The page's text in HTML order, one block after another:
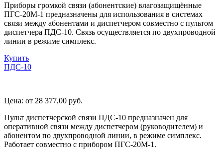
Приборы громкой связи (абонентские) влагозащищённые
ПГС-20М-1 предназначены для использования в системах
связи между абонентами и диспетчером совместно с пультом
диспетчера ПДС-10. Связь осуществляется по двухпроводной
линии в режиме симплекс.
Купить
ПДС-10
Цена: от 28 377,00 руб.
Пульт диспетчерской связи ПДС-10 предназначен для
оперативной связи между диспетчером (руководителем) и
абонентом по двухпроводной линии, в режиме симплекс.
Работает совместно с прибором ПГС-20М-1.